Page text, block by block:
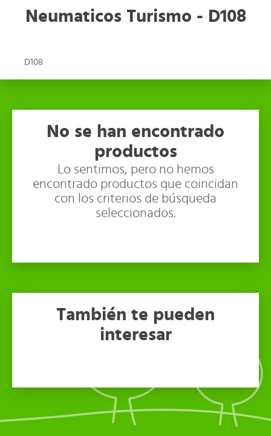
Neumaticos Turismo - D108
D108
No se han encontrado
productos
Lo sentimos, pero no hemos
encontrado productos que coincidan
con los criterios de búsqueda
seleccionados.
También te pueden
interesar